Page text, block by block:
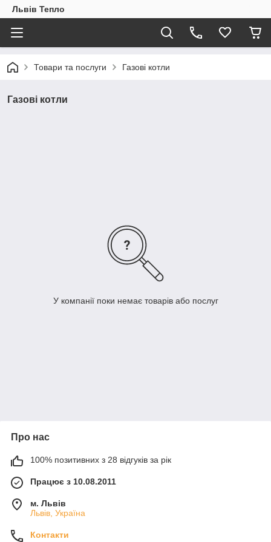
Львів Тепло
Товари та послуги Газові котли
Газові котли
У компанії поки немає товарів або послуг
Про нас
100% позитивних з 28 відгуків за рік
Працює з 10.08.2011
м. Львів
Львів, Україна
Контакти